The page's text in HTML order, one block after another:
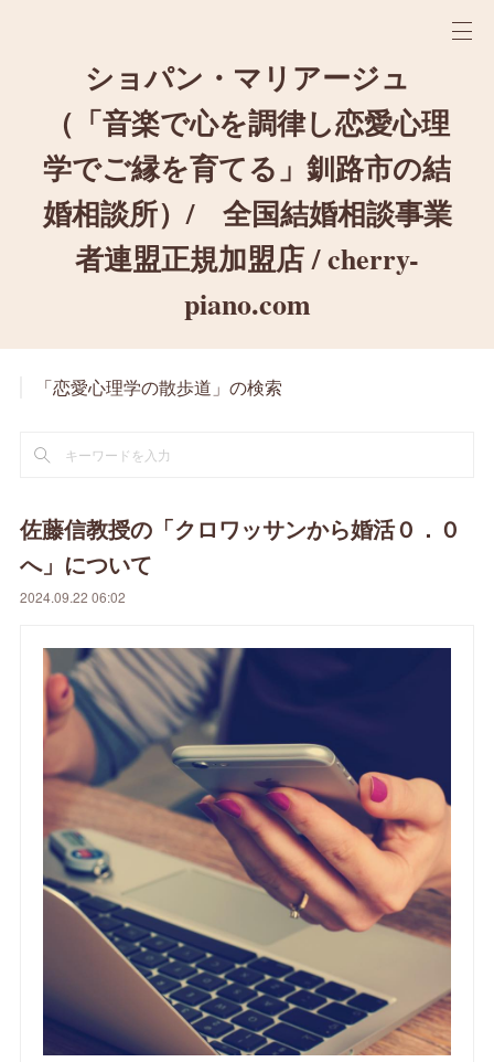
ショパン・マリアージュ
（「音楽で心を調律し恋愛心理
学でご縁を育てる」釧路市の結
婚相談所）/ 全国結婚相談事業
者連盟正規加盟店 / cherry-
piano.com
「恋愛心理学の散歩道」の検索
佐藤信教授の「クロワッサンから婚活０．０
へ」について
2024.09.22 06:02